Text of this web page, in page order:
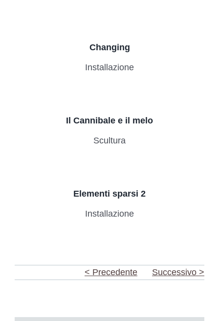
Changing
Installazione
Il Cannibale e il melo
Scultura
Elementi sparsi 2
Installazione
< Precedente Successivo >